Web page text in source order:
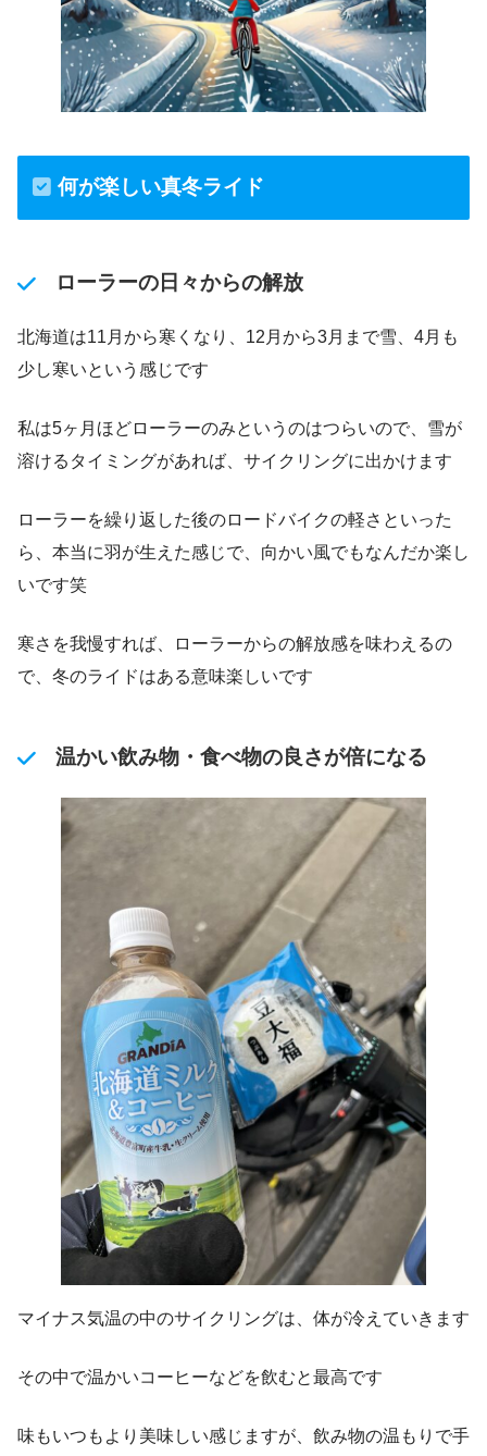
何が楽しい真冬ライド
ローラーの日々からの解放
北海道は11月から寒くなり、12月から3月まで雪、4月も
少し寒いという感じです
私は5ヶ月ほどローラーのみというのはつらいので、雪が
溶けるタイミングがあれば、サイクリングに出かけます
ローラーを繰り返した後のロードバイクの軽さといった
ら、本当に羽が生えた感じで、向かい風でもなんだか楽し
いです笑
寒さを我慢すれば、ローラーからの解放感を味わえるの
で、冬のライドはある意味楽しいです
温かい飲み物・食べ物の良さが倍になる
マイナス気温の中のサイクリングは、体が冷えていきます
その中で温かいコーヒーなどを飲むと最高です
味もいつもより美味しい感じますが、飲み物の温もりで手